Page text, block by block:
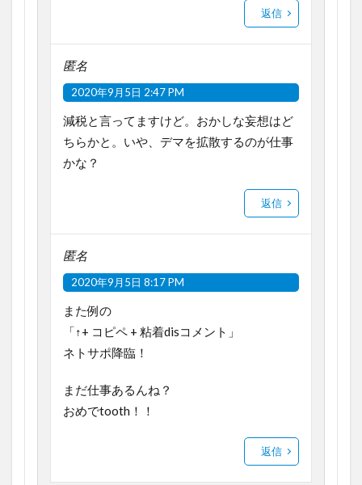
返信
匿名
2020年9月5日 2:47 PM
減税と言ってますけど。おかしな妄想はど
ちらかと。いや、デマを拡散するのが仕事
かな？
返信
匿名
2020年9月5日 8:17 PM
また例の
「↑+ コピペ + 粘着disコメント」
ネトサポ降臨！
まだ仕事あるんね？
おめでtooth！！
返信